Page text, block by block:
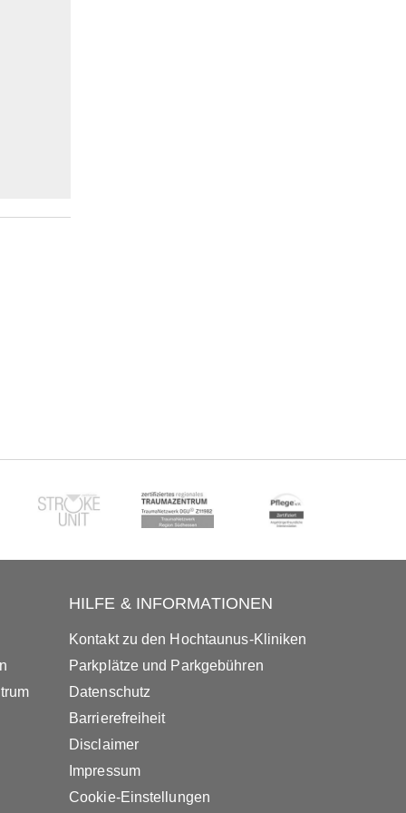
HILFE & INFORMATIONEN
Kontakt zu den Hochtaunus-Kliniken
Parkplätze und Parkgebühren
Datenschutz
Barrierefreiheit
Disclaimer
Impressum
Cookie-Einstellungen